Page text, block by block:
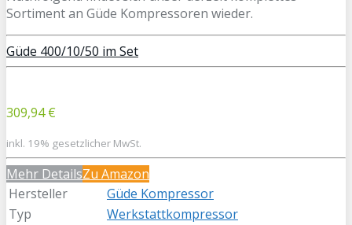
Sortiment an Güde Kompressoren wieder.
Güde 400/10/50 im Set
309,94 €
inkl. 19% gesetzlicher MwSt.
Mehr DetailsZu Amazon
Hersteller
Güde Kompressor
Typ
Werkstattkompressor